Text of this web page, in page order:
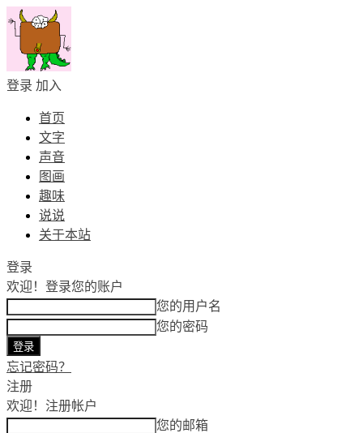
登录 加入
首页
文字
声音
图画
趣味
说说
关于本站
登录
欢迎！ 登录您的账户
您的用户名
您的密码
忘记密码？
注册
欢迎！ 注册帐户
您的邮箱